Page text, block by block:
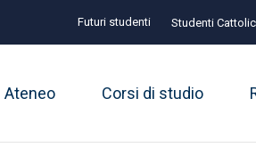
Futuri studenti Studenti
Ateneo Corsi di studio